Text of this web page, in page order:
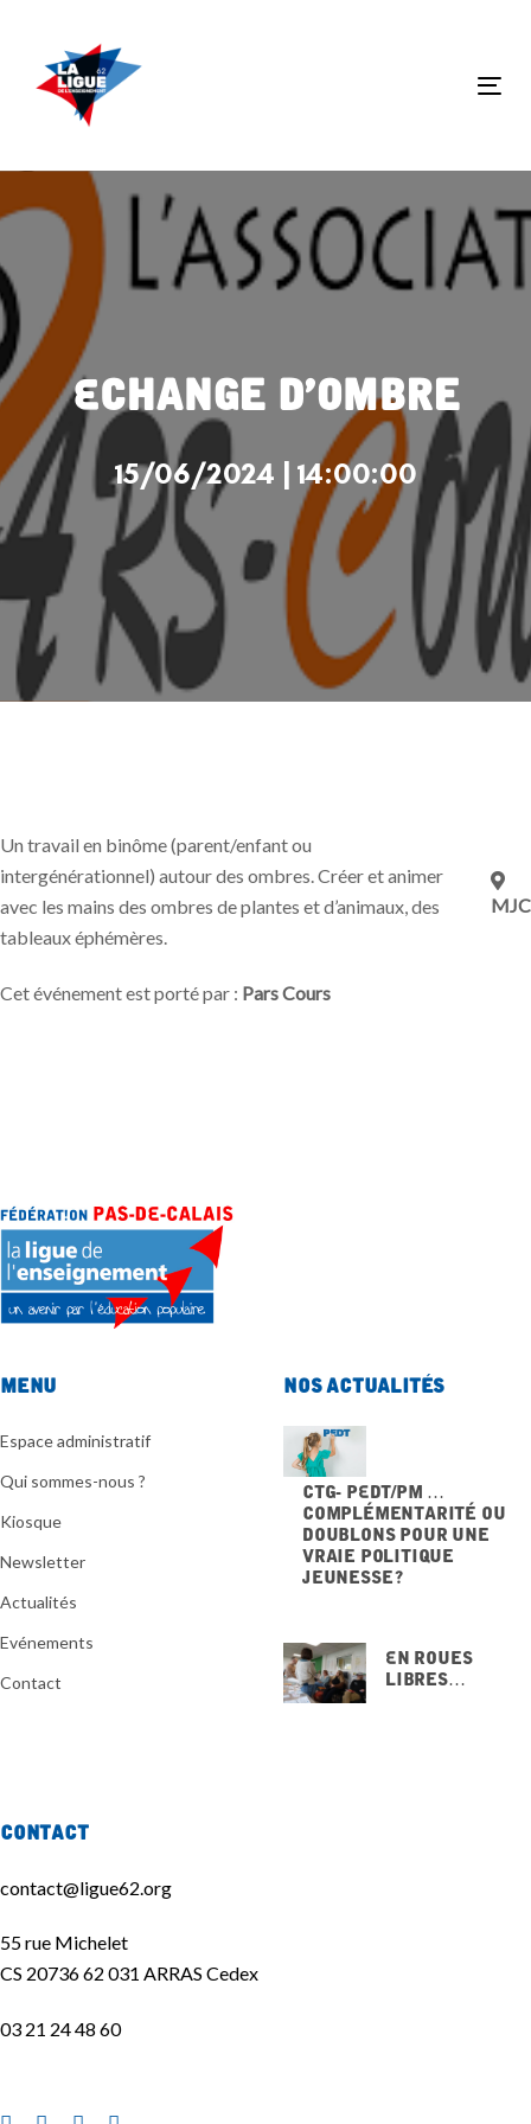
to
primary
navigation
to
content
Echange d’ombre
15/06/2024 | 14:00:00
Un travail en binôme (parent/enfant ou
intergénérationnel) autour des ombres. Créer et animer
avec les mains des ombres de plantes et d’animaux, des
tableaux éphémères.
Cet événement est porté par : Pars Cours
MJC
Menu
Espace administratif
Qui sommes-nous ?
Kiosque
Newsletter
Actualités
Evénements
Contact
Nos actualités
CTG- PEdT/PM …
Complémentarité ou
doublons pour une
vraie politique
jeunesse ?
En Roues
Libres…
Contact
contact@ligue62.org
55 rue Michelet
CS 20736 62 031 ARRAS Cedex
03 21 24 48 60